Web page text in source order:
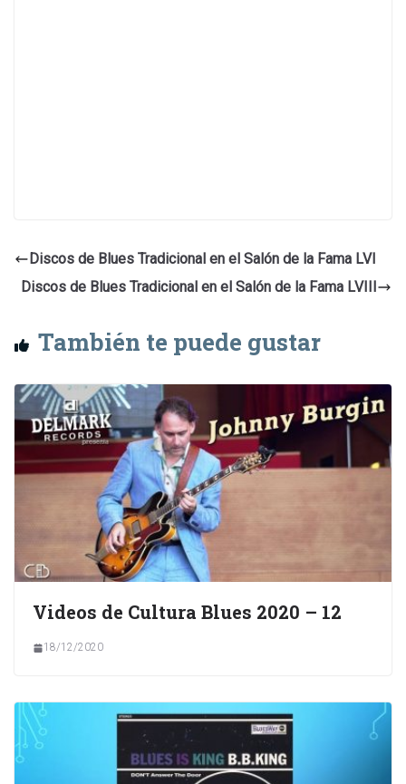
Discos de Blues Tradicional en el Salón de la Fama LVI
Discos de Blues Tradicional en el Salón de la Fama LVIII
También te puede gustar
Videos de Cultura Blues 2020 – 12
18/12/2020